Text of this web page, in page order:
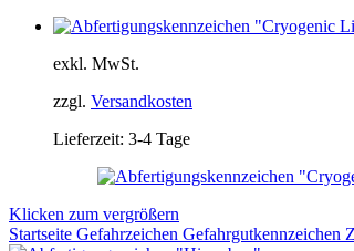
exkl. MwSt.
zzgl. Versandkosten
Lieferzeit: 3-4 Tage
Klicken zum vergrößern
Startseite Gefahrzeichen Gefahrgutkennzeichen